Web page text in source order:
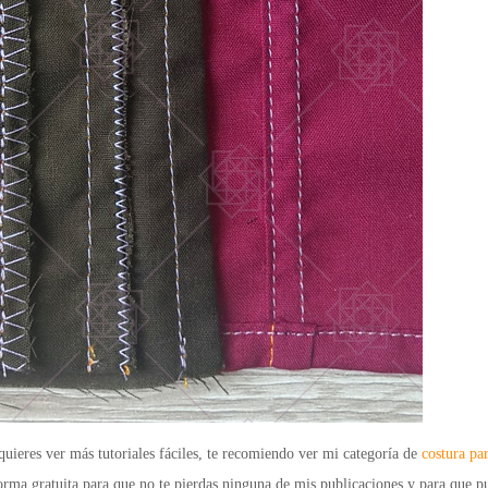
ver más tutoriales fáciles, te recomiendo ver mi categoría de costura
gratuita para que no te pierdas ninguna de mis publicaciones y para que